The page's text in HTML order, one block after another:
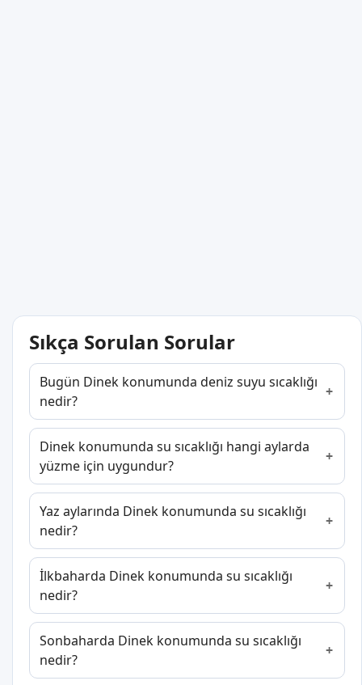
Sıkça Sorulan Sorular
Bugün Dinek konumunda deniz suyu sıcaklığı
nedir?
Dinek konumunda su sıcaklığı hangi aylarda
yüzme için uygundur?
Yaz aylarında Dinek konumunda su sıcaklığı
nedir?
İlkbaharda Dinek konumunda su sıcaklığı
nedir?
Sonbaharda Dinek konumunda su sıcaklığı
nedir?